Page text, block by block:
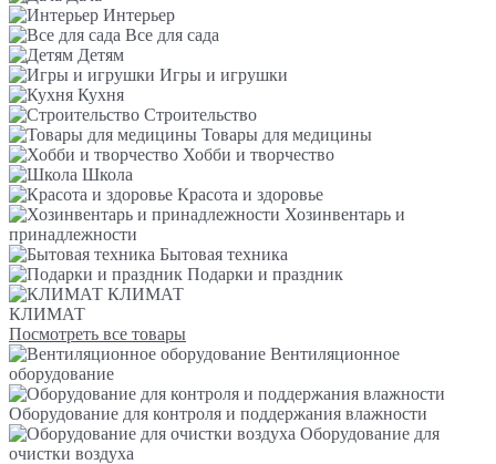
Интерьер
Все для сада
Детям
Игры и игрушки
Кухня
Строительство
Товары для медицины
Хобби и творчество
Школа
Красота и здоровье
Хозинвентарь и
принадлежности
Бытовая техника
Подарки и праздник
КЛИМАТ
КЛИМАТ
Посмотреть все товары
Вентиляционное
оборудование
Оборудование для контроля и поддержания влажности
Оборудование для
очистки воздуха